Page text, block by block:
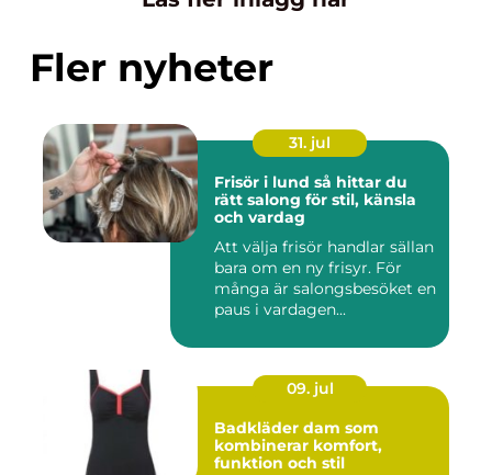
Fler nyheter
31. jul
Frisör i lund så hittar du
rätt salong för stil, känsla
och vardag
Att välja frisör handlar sällan
bara om en ny frisyr. För
många är salongsbesöket en
paus i vardagen...
09. jul
Badkläder dam som
kombinerar komfort,
funktion och stil